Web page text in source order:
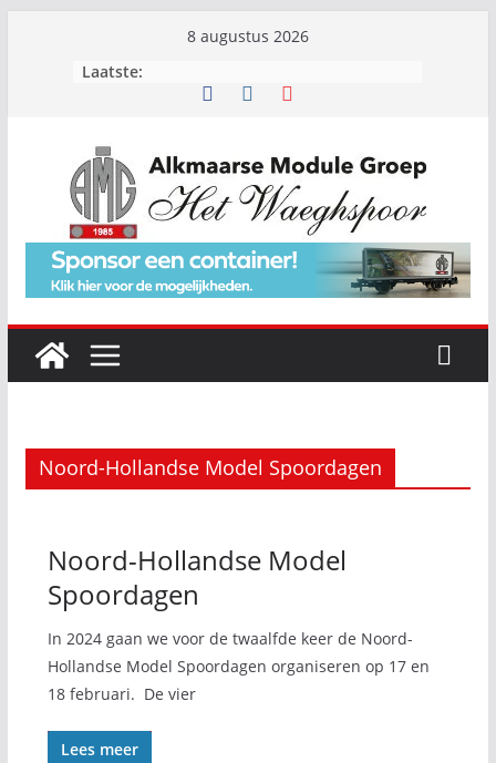
8 augustus 2026
Laatste:
Noord-Hollandse Model Spoordagen
Noord-Hollandse Model
Spoordagen
In 2024 gaan we voor de twaalfde keer de Noord-
Hollandse Model Spoordagen organiseren op 17 en
18 februari. De vier
Lees meer